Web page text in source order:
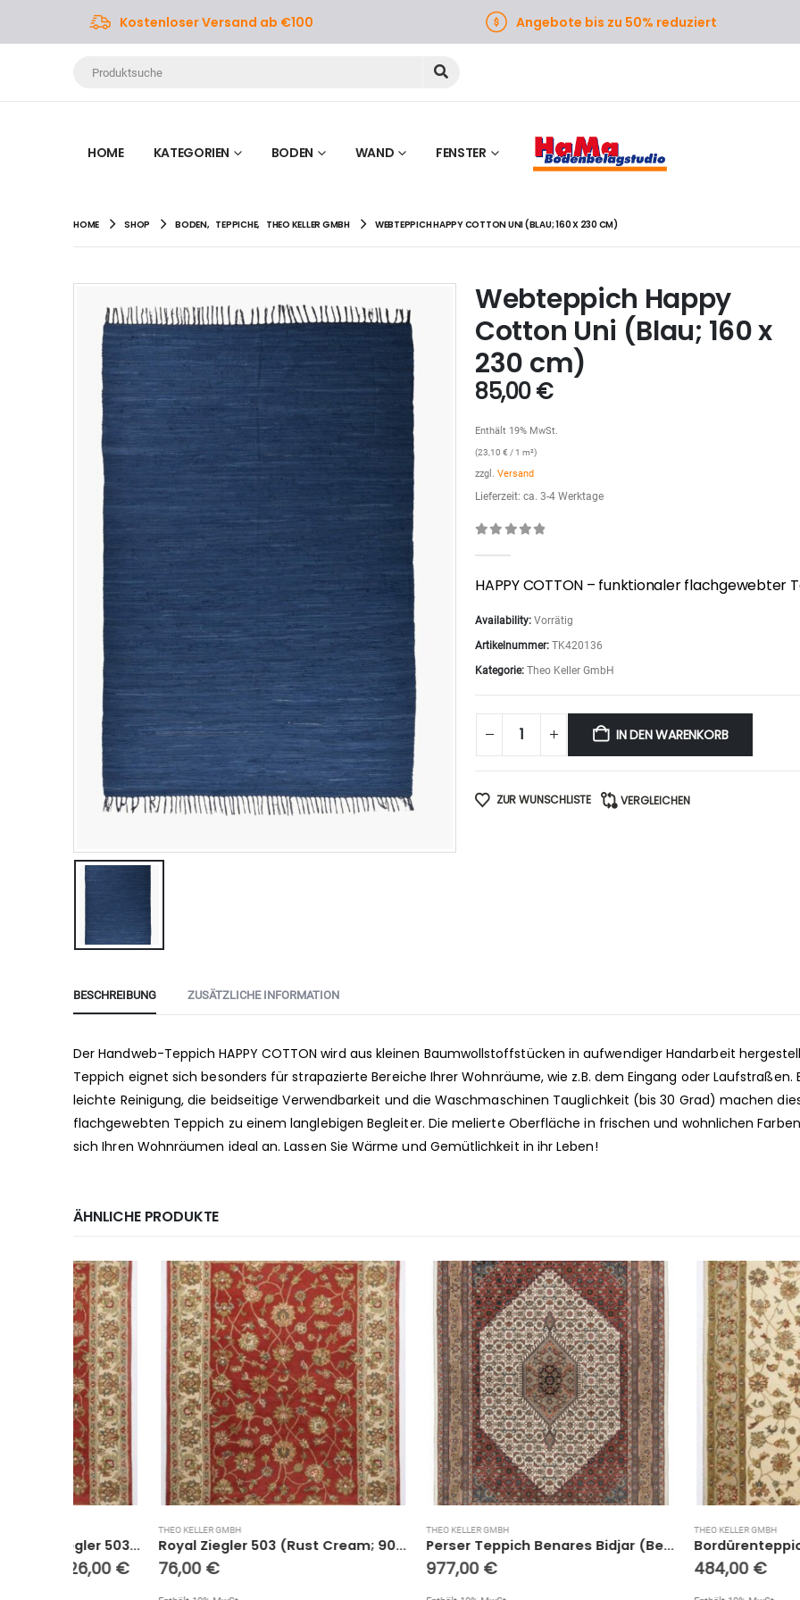
Kostenloser Versand ab €100 Angebote bis zu 50% reduziert
HOME KATEGORIEN BODEN WAND FENSTER
HOME SHOP BODEN, TEPPICHE, THEO KELLER GMBH WEBTEPPICH HAPPY COTTON UNI (BLAU; 160 X 230 CM)
Webteppich Happy
Cotton Uni (Blau; 160 x
230 cm)
85,00€
Enthält 19% MwSt.
(23,10 € / 1 m²)
zzgl. Versand
Lieferzeit: ca. 3-4 Werktage
HAPPY COTTON – funktionaler flachgewebter
Availability: Vorrätig
Artikelnummer: TK420136
Kategorie: Theo Keller GmbH
IN DEN WARENKORB
ZUR WUNSCHLISTE VERGLEICHEN
BESCHREIBUNG ZUSÄTZLICHE INFORMATION
Der Handweb-Teppich HAPPY COTTON wird aus kleinen Baumwollstoffstücken in aufwendiger Handarbeit
Teppich eignet sich besonders für strapazierte Bereiche Ihrer Wohnräume, wie z.B. dem Eingang oder Laufstraßen.
leichte Reinigung, die beidseitige Verwendbarkeit und die Waschmaschinen Tauglichkeit (bis 30 Grad) machen
flachgewebten Teppich zu einem langlebigen Begleiter. Die melierte Oberfläche in frischen und wohnlichen
sich Ihren Wohnräumen ideal an. Lassen Sie Wärme und Gemütlichkeit in ihr Leben!
ÄHNLICHE PRODUKTE
Royal Ziegler 503 (Rust Cream; 90 x 60 cm)
76,00€
Perser Teppich Benares Bidjar (Beige; 170 x 240 cm)